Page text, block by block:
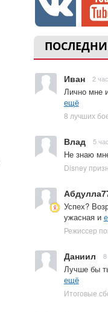
Иван 2
Лично мне
ещё
Влад 5
Не знаю
Успех?
ужасная и
Даниил
Лучше бы
ещё